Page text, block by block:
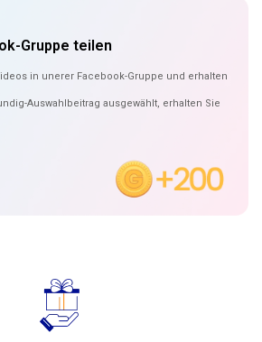
Gruppe teilen
in unerer Facebook-Gruppe und erhalten
Auswahlbeitrag ausgewählt, erhalten Sie